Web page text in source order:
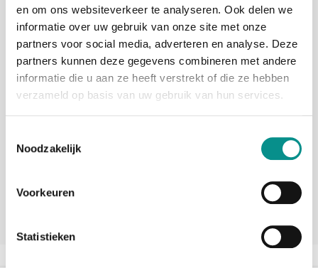
en om ons websiteverkeer te analyseren. Ook delen we
informatie over uw gebruik van onze site met onze
partners voor social media, adverteren en analyse. Deze
partners kunnen deze gegevens combineren met andere
informatie die u aan ze heeft verstrekt of die ze hebben
verzameld op basis van uw gebruik van hun services.
Noodzakelijk
Voorkeuren
Statistieken
Sinds 2006 uw Mac specialist
30 dagen bedenktijd
Vandaag besteld, morgen in huis